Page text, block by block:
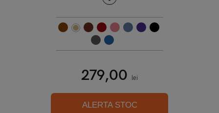
279,00 lei
ALERTA STOC